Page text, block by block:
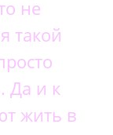
не
такой
Да и к
жить в